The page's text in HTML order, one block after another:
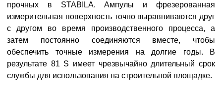
прочных в STABILA. Ампулы и фрезерованная
измерительная поверхность точно выравниваются друг
с другом во время производственного процесса, а
затем постоянно соединяются вместе, чтобы
обеспечить точные измерения на долгие годы. В
результате 81 S имеет чрезвычайно длительный срок
службы для использования на строительной площадке.